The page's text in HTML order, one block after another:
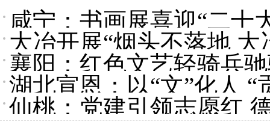
咸宁：书画展喜迎“二十
大冶开展“烟头不落地
襄阳：红色文艺轻骑兵
湖北宣恩：以“文”化人 “
仙桃：党建引领志愿红